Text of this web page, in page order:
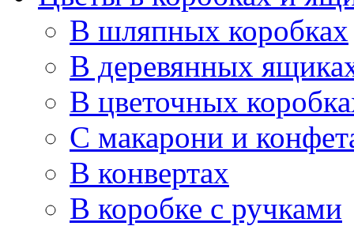
В шляпных коробках
В деревянных
В цветочных
С макарони и
В конвертах
В коробке с ручками